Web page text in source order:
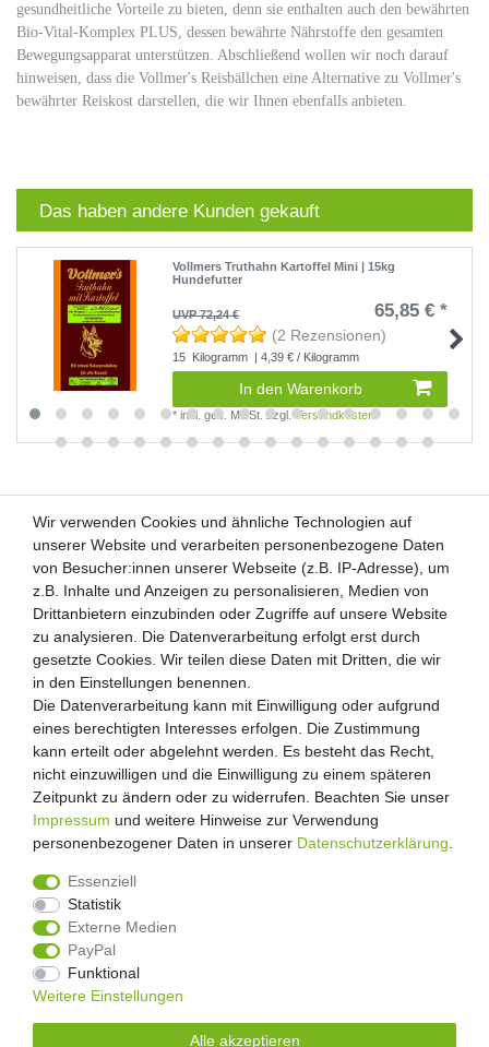
gesundheitliche Vorteile zu bieten, denn sie enthalten auch den bewährten
Bio-Vital-Komplex PLUS, dessen bewährte Nährstoffe den gesamten
Bewegungsapparat unterstützen. Abschließend wollen wir noch darauf
hinweisen, dass die Vollmer's Reisbällchen eine Alternative zu Vollmer's
bewährter Reiskost darstellen, die wir Ihnen ebenfalls anbieten.
Das haben andere Kunden gekauft
Vollmers Truthahn Kartoffel Mini | 15kg
Hundefutter
UVP 72,24 € 65,85 € *
(2 Rezensionen)
15 Kilogramm | 4,39 € / Kilogramm
In den Warenkorb
*inkl. ges. MwSt. zzgl. Versandkosten
Kunden-Anfragen: info@zooheld.de
Über uns
Zahlung und Versand
Retouren
Zooheld Blog
Widerrufsrecht
Vertrag widerrufen
Geschäftsbedingungen
Impressum
Unsere Artikel sind gelistet auf:
Wir verwenden Cookies und ähnliche Technologien auf
unserer Website und verarbeiten personenbezogene Daten
von Besucher:innen unserer Webseite (z.B. IP-Adresse), um
z.B. Inhalte und Anzeigen zu personalisieren, Medien von
Drittanbietern einzubinden oder Zugriffe auf unsere Website
zu analysieren. Die Datenverarbeitung erfolgt erst durch
gesetzte Cookies. Wir teilen diese Daten mit Dritten, die wir
in den Einstellungen benennen.
Die Datenverarbeitung kann mit Einwilligung oder aufgrund
eines berechtigten Interesses erfolgen. Die Zustimmung
kann erteilt oder abgelehnt werden. Es besteht das Recht,
nicht einzuwilligen und die Einwilligung zu einem späteren
Zeitpunkt zu ändern oder zu widerrufen. Beachten Sie unser
Impressum und weitere Hinweise zur Verwendung
personenbezogener Daten in unserer Daten­schutz­erklärung
Essenziell
Statistik
Externe Medien
PayPal
Funktional
Weitere Einstellungen
Alle akzeptieren
Wir verwenden Cookies und ähnliche Technologien auf
unserer Website und verarbeiten personenbezogene Daten
von Besucher:innen unserer Webseite (z.B. IP-Adresse), um
z.B. Inhalte und Anzeigen zu personalisieren, Medien von
Drittanbietern einzubinden oder Zugriffe auf unsere Website
zu analysieren. Die Datenverarbeitung erfolgt erst durch
gesetzte Cookies. Wir teilen diese Daten mit Dritten, die wir
in den Einstellungen benennen.
Die Datenverarbeitung kann mit Einwilligung oder aufgrund
eines berechtigten Interesses erfolgen. Die Zustimmung
kann erteilt oder abgelehnt werden. Es besteht das Recht,
nicht einzuwilligen und die Einwilligung zu einem späteren
Zeitpunkt zu ändern oder zu widerrufen. Beachten Sie unser
Impressum und weitere Hinweise zur Verwendung
personenbezogener Daten in unserer Daten­schutz­erklärung
Essenziell
Statistik
Externe Medien
PayPal
Funktional
Weitere Einstellungen
Alle akzeptieren